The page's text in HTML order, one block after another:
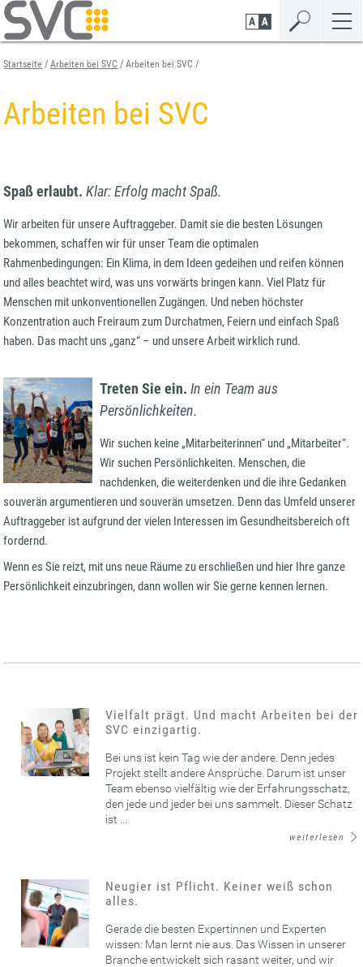
Zum
Seiteninhalt
springen
Zur
Navigation
springen
Zur
Mobilen
Navigation
springen
Startseite Arbeiten bei SVC Arbeiten bei SVC
Arbeiten bei SVC
Spaß erlaubt. Klar: Erfolg macht Spaß.
Wir arbeiten für unsere Auftraggeber. Damit sie die besten Lösungen
bekommen, schaffen wir für unser Team die optimalen
Rahmenbedingungen: Ein Klima, in dem Ideen gedeihen und reifen können
und alles beachtet wird, was uns vorwärts bringen kann. Viel Platz für
Menschen mit unkonventionellen Zugängen. Und neben höchster
Konzentration auch Freiraum zum Durchatmen, Feiern und einfach Spaß
haben. Das macht uns „ganz“ – und unsere Arbeit wirklich rund.
Treten Sie ein. In ein Team aus
Persönlichkeiten.
Wir suchen keine „Mitarbeiterinnen“ und „Mitarbeiter“.
Wir suchen Persönlichkeiten. Menschen, die
nachdenken, die weiterdenken und die ihre Gedanken
souverän argumentieren und souverän umsetzen. Denn das Umfeld unserer
Auftraggeber ist aufgrund der vielen Interessen im Gesundheitsbereich oft
fordernd.
Wenn es Sie reizt, mit uns neue Räume zu erschließen und hier Ihre ganze
Persönlichkeit einzubringen, dann wollen wir Sie gerne kennen lernen.
Vielfalt prägt. Und macht Arbeiten bei der
SVC einzigartig.
Bei uns ist kein Tag wie der andere. Denn jedes
Projekt stellt andere Ansprüche. Darum ist unser
Team ebenso vielfältig wie der Erfahrungsschatz,
den jede und jeder bei uns sammelt. Dieser Schatz
ist ...
weiterlesen
Neugier ist Pflicht. Keiner weiß schon
alles.
Gerade die besten Expertinnen und Experten
wissen: Man lernt nie aus. Das Wissen in unserer
Branche entwickelt sich rasant weiter, und wir